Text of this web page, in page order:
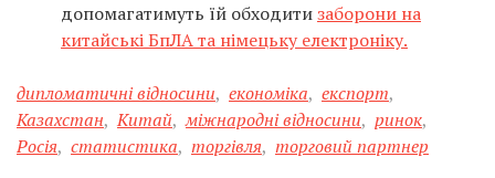
допомагатимуть їй обходитизаборони на
китайські БпЛА та німецьку електроніку.
дипломатичні відносини, економіка, експорт,
Казахстан, Китай, міжнародні відносини, ринок,
Росія, статистика, торгівля, торговий партнер